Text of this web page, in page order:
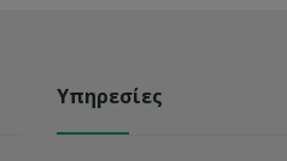
Υπηρεσίες